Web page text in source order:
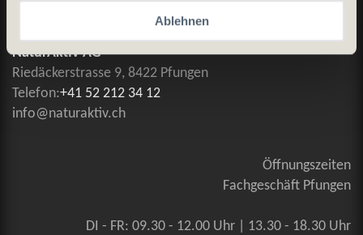
Ablehnen
NaturAktiv AG
Riedäckerstrasse 9, 8422 Pfungen
Telefon:+41 52 212 34 12
info@naturaktiv.ch
Öffnungszeiten
Fachgeschäft Pfungen
DI - FR: 09.30 - 12.00 Uhr | 13.30 - 18.30 Uhr